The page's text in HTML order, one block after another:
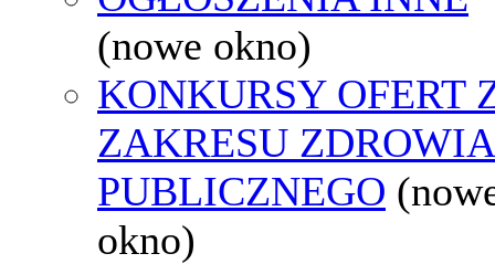
(nowe okno)
KONKURSY OFERT
ZAKRESU ZDROWIA
PUBLICZNEGO
okno)